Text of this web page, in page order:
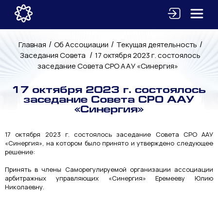
Главная / Об Ассоциации / Текущая деятельность /
Заседания Совета / 17 октября 2023 г. состоялось
заседание Совета СРО ААУ «Синергия»
17 октября 2023 г. состоялось
заседание Совета СРО ААУ
«Синергия»
17 октября 2023 г. состоялось заседание Совета СРО ААУ
«Синергия», на котором было принято и утверждено следующее
решение:
Принять в члены Саморегулируемой организации ассоциации
арбитражных управляющих «Синергия» Еремееву Юлию
Николаевну.